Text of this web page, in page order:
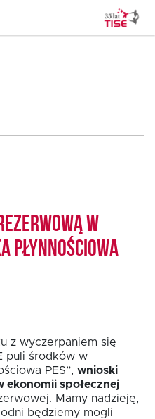
TISE
w
Płynnościowa
z wyczerpaniem się
puli środków w
PES”, wnioski
społecznej
Mamy nadzieję,
będziemy mogli